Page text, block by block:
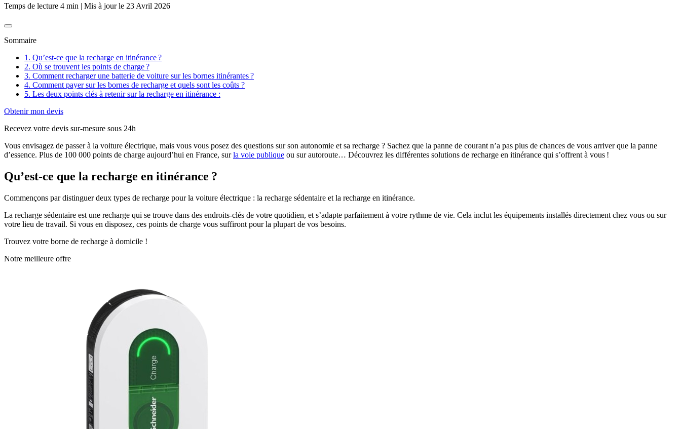
Temps de lecture 4 min | Mis à jour le 23 Avril 2026
Sommaire
1. Qu’est-ce que la recharge en itinérance ?
2. Où se trouvent les points de charge ?
3. Comment recharger une batterie de voiture sur les bornes itinérantes ?
4. Comment payer sur les bornes de recharge et quels sont les coûts ?
5. Les deux points clés à retenir sur la recharge en itinérance :
Obtenir mon devis
Recevez votre devis sur-mesure sous 24h
Vous envisagez de passer à la voiture électrique, mais vous vous posez des questions sur son autonomie et sa recharge ? Sachez que la panne de courant n’a pas plus de chances de vous arriver que la panne
d’essence. Plus de 100 000 points de charge aujourd’hui en France, surla voie publique ou sur autoroute… Découvrez les différentes solutions de recharge en itinérance qui s’offrent à vous !
Qu’est-ce que la recharge en itinérance ?
Commençons par distinguer deux types de recharge pour la voiture électrique : la recharge sédentaire et la recharge en itinérance.
La recharge sédentaire est une recharge qui se trouve dans des endroits-clés de votre quotidien, et s’adapte parfaitement à votre rythme de vie. Cela inclut les équipements installés directement chez vous ou sur
votre lieu de travail. Si vous en disposez, ces points de charge vous suffiront pour la plupart de vos besoins.
Trouvez votre borne de recharge à domicile !
Notre meilleure offre